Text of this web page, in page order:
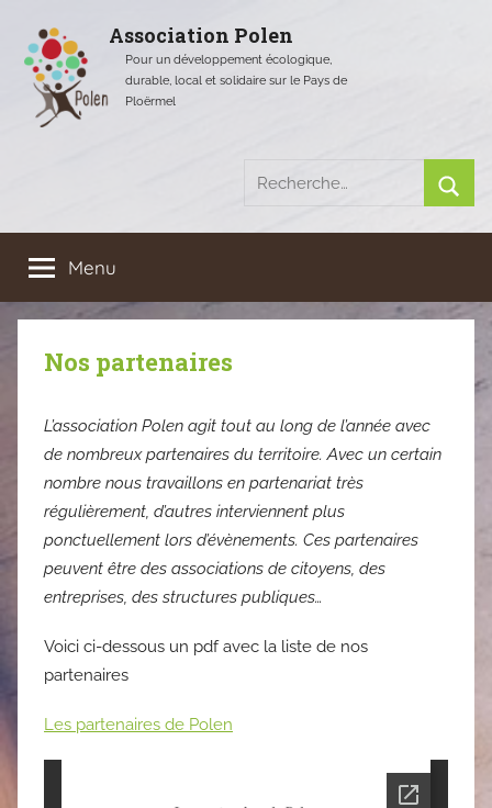
contenu
Association Polen
Pour un développement écologique,
durable, local et solidaire sur le Pays de
Ploërmel
Recherche
:
Menu
Nos partenaires
L’association Polen agit tout au long de l’année avec
de nombreux partenaires du territoire. Avec un certain
nombre nous travaillons en partenariat très
régulièrement, d’autres interviennent plus
ponctuellement lors d’évènements. Ces partenaires
peuvent être des associations de citoyens, des
entreprises, des structures publiques…
Voici ci-dessous un pdf avec la liste de nos
partenaires
Les partenaires de Polen